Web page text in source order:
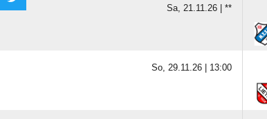
Sa, 21.11.26 | **
So, 29.11.26 | 13:00